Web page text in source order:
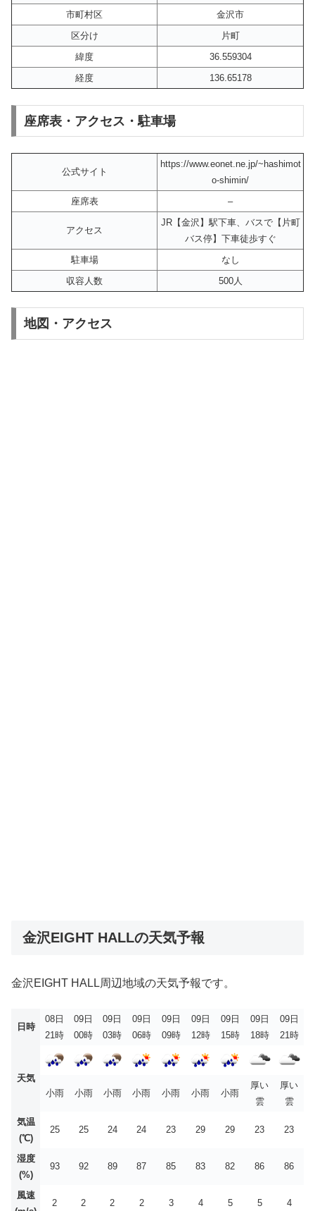
市町村区
金沢市
区分け
片町
緯度
36.559304
経度
136.65178
座席表・アクセス・駐車場
公式サイト
https://www.eonet.ne.jp/~hashimot
o-shimin/
座席表
–
アクセス
JR【金沢】駅下車、バスで【片町
バス停】下車徒歩すぐ
駐車場
なし
収容人数
500人
地図・アクセス
金沢EIGHT HALLの天気予報
金沢EIGHT HALL周辺地域の天気予報です。
日時
08日
21時
09日
00時
09日
03時
09日
06時
09日
09時
09日
12時
09日
15時
09日
18時
09日
21時
天気
小雨
小雨 小雨 小雨 小雨 小雨 小雨
厚い
雲
厚い
雲
気温
(℃)
25 25 24 24 23 29 29 23 23
湿度
(%)
93 92 89 87 85 83 82 86 86
風速
2 2 2 2 3 4 5 5 4